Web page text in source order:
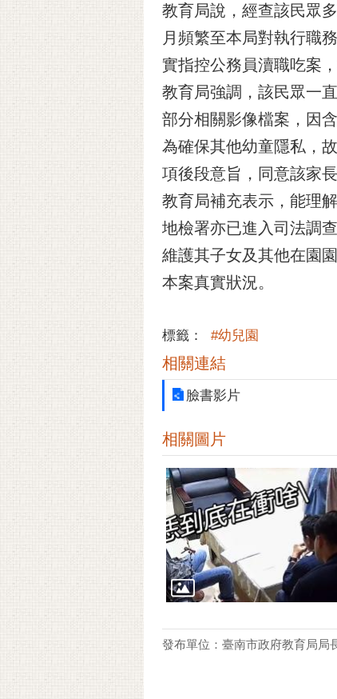
教育局說，經查該民眾
月頻繁至本局對執行職
實指控公務員瀆職吃案
教育局強調，該民眾一
部分相關影像檔案，因
為確保其他幼童隱私，
項後段意旨，同意該家長
教育局補充表示，能理
地檢署亦已進入司法調
維護其子女及其他在園
本案真實狀況。
標籤： #幼兒園
相關連結
臉書影片
相關圖片
發布單位：臺南市政府教育局局